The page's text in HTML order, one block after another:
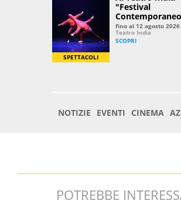
POTREBBE